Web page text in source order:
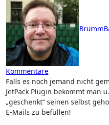
Kommentare
Falls es noch jemand nicht gemerkt haben sollte: Mit dem
JetPack Plugin bekommt man
„geschenkt“ seinen selbst
E-Mails zu befüllen!